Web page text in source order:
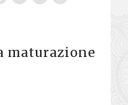
maturazione